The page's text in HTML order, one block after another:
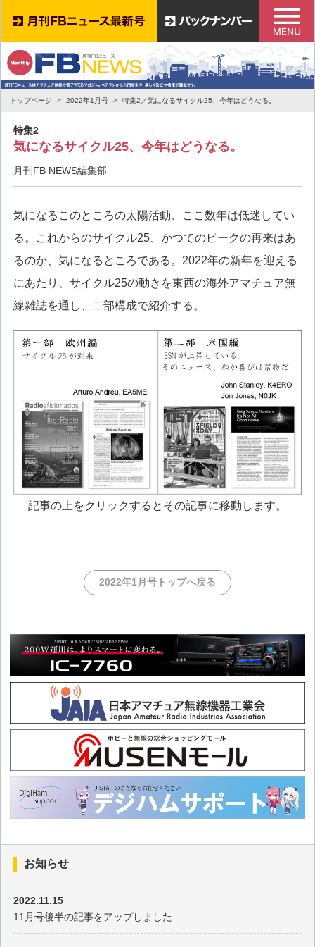
トップページ 2022年1月号 特集2／気になるサイクル25、今年はどうなる。
特集2
気になるサイクル25、今年はどうなる。
月刊FB NEWS編集部
気になるこのところの太陽活動、ここ数年は低迷してい
る。これからのサイクル25、かつてのピークの再来はあ
るのか、気になるところである。2022年の新年を迎える
にあたり、サイクル25の動きを東西の海外アマチュア無
線雑誌を通し、二部構成で紹介する。
記事の上をクリックするとその記事に移動します。
2022年1月号トップへ戻る
お知らせ
2022.11.15
11月号後半の記事をアップしました